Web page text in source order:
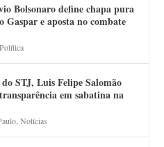
Bolsonaro define chapa pura
e aposta no combate
Política
STJ, Luis Felipe Salomão
em sabatina na
,Notícias